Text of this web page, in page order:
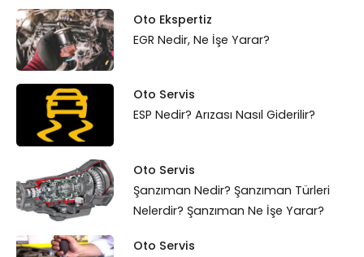
Oto Ekspertiz
EGR Nedir, Ne İşe Yarar?
Oto Servis
ESP Nedir? Arızası Nasıl Giderilir?
Oto Servis
Şanzıman Nedir? Şanzıman Türleri
Nelerdir? Şanzıman Ne İşe Yarar?
Oto Servis